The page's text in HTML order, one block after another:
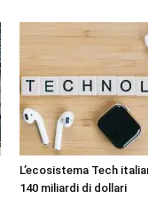
L’ecosistema Tech
140 miliardi di dollari